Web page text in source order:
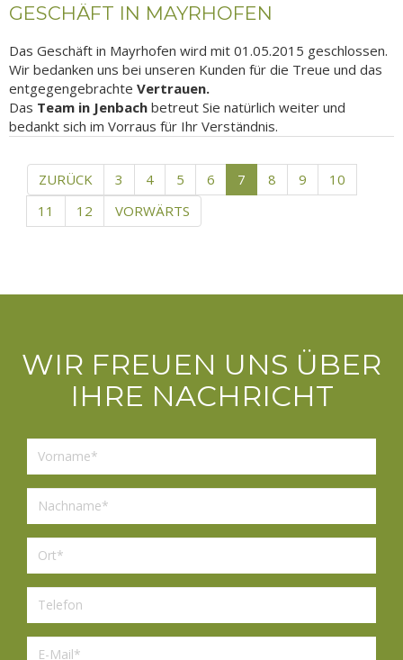
GESCHÄFT IN MAYRHOFEN
Das Geschäft in Mayrhofen wird mit 01.05.2015 geschlossen.
Wir bedanken uns bei unseren Kunden für die Treue und das
entgegengebrachte Vertrauen.
Das Team in Jenbach betreut Sie natürlich weiter und
bedankt sich im Vorraus für Ihr Verständnis.
ZURÜCK ZURÜCK
3 4 5 6 7 8 9
10
11
12 VORWÄRTS
WIR FREUEN UNS ÜBER
IHRE NACHRICHT